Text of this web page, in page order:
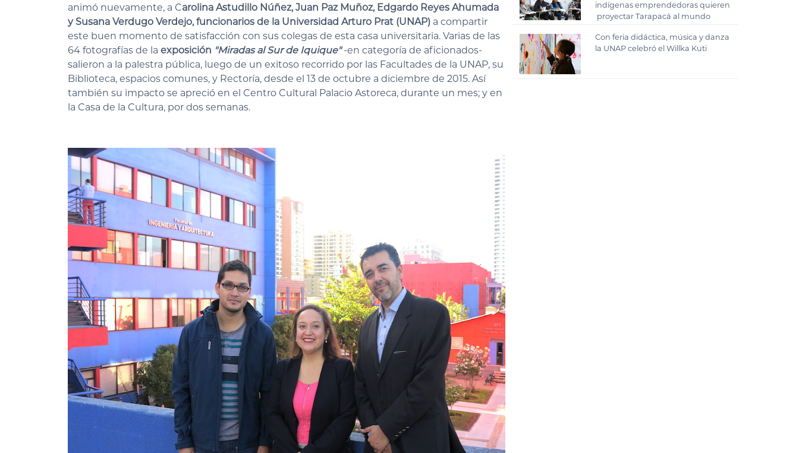
animó nuevamente, a Carolina Astudillo Núñez, Juan Paz Muñoz, Edgardo Reyes Ahumada
y Susana Verdugo Verdejo, funcionarios de la Universidad Arturo Prat (UNAP) a compartir
este buen momento de satisfacción con sus colegas de esta casa universitaria. Varias de las
64 fotografías de la exposición "Miradas al Sur de Iquique"-en categoría de aficionados-
salieron a la palestra pública, luego de un exitoso recorrido por las Facultades de la UNAP, su
Biblioteca, espacios comunes, y Rectoría, desde el 13 de octubre a diciembre de 2015. Así
también su impacto se apreció en el Centro Cultural Palacio Astoreca, durante un mes; y en
la Casa de la Cultura, por dos semanas.
indígenas emprendedoras quieren
proyectar Tarapacá al mundo
Con feria didáctica, música y danza
la UNAP celebró el Willka Kuti